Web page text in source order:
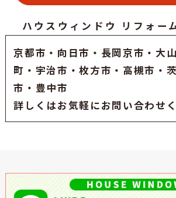
ハウスウィンドウ リフォー
京都市 ・ 向日市 ・ 長岡京市 ・大
町・ 宇治市 ・枚方市・高槻市・
市・豊中市
詳しくはお気軽にお問い合わせく